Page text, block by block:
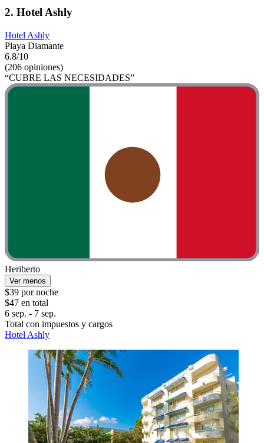
2. Hotel Ashly
Hotel Ashly
Playa Diamante
6.8/10
(206 opiniones)
“CUBRE LAS NECESIDADES”
Heriberto
Ver menos
$39 por noche
$47 en total
6 sep. - 7 sep.
Total con impuestos y cargos
Hotel Ashly